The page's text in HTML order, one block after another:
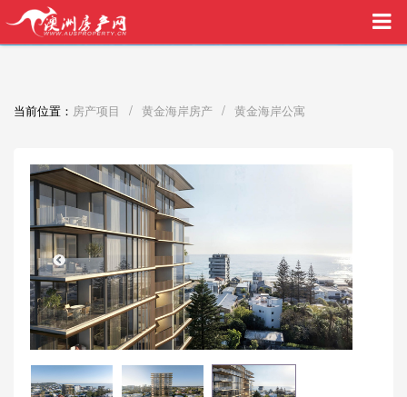
买家中介VIP服务，助您安心购房
当前位置： 房产项目 / 黄金海岸房产 / 黄金海岸公寓